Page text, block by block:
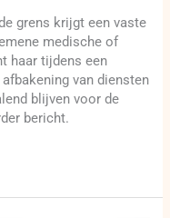
grens krijgt een vaste
medische of
haar tijdens een
van diensten
blijven voor de
bericht.